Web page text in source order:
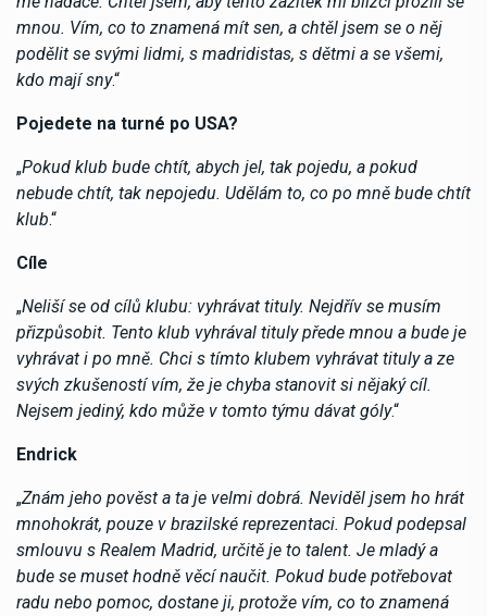
mnou. Vím, co to znamená mít sen, a chtěl jsem se o něj
podělit se svými lidmi, s madridistas, s dětmi a se všemi,
kdo mají sny.“
Pojedete na turné po USA?
„Pokud klub bude chtít, abych jel, tak pojedu, a pokud
nebude chtít, tak nepojedu. Udělám to, co po mně bude chtít
klub.“
Cíle
„Neliší se od cílů klubu: vyhrávat tituly. Nejdřív se musím
přizpůsobit. Tento klub vyhrával tituly přede mnou a bude je
vyhrávat i po mně. Chci s tímto klubem vyhrávat tituly a ze
svých zkušeností vím, že je chyba stanovit si nějaký cíl.
Nejsem jediný, kdo může v tomto týmu dávat góly.“
Endrick
„Znám jeho pověst a ta je velmi dobrá. Neviděl jsem ho hrát
mnohokrát, pouze v brazilské reprezentaci. Pokud podepsal
smlouvu s Realem Madrid, určitě je to talent. Je mladý a
bude se muset hodně věcí naučit. Pokud bude potřebovat
radu nebo pomoc, dostane ji, protože vím, co to znamená